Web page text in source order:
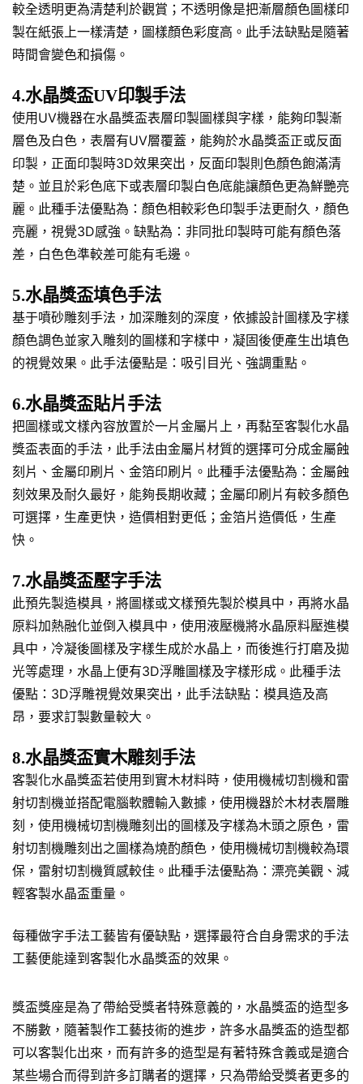
較全透明更為清楚利於觀賞；不透明像是把漸層顏色圖樣印
製在紙張上一樣清楚，圖樣顏色彩度高。此手法缺點是隨著
時間會變色和損傷。
4.水晶獎盃UV印製手法
使用UV機器在水晶獎盃表層印製圖樣與字樣，能夠印製漸
層色及白色，表層有UV層覆蓋，能夠於水晶獎盃正或反面
印製，正面印製時3D效果突出，反面印製則色顏色飽滿清
楚。並且於彩色底下或表層印製白色底能讓顏色更為鮮艷亮
麗。此種手法優點為：顏色相較彩色印製手法更耐久，顏色
亮麗，視覺3D感強。缺點為：非同批印製時可能有顏色落
差，白色色準較差可能有毛邊。
5.水晶獎盃填色手法
基于噴砂雕刻手法，加深雕刻的深度，依據設計圖樣及字樣
顏色調色並家入雕刻的圖樣和字樣中，凝固後便產生出填色
的視覺效果。此手法優點是：吸引目光、強調重點。
6.水晶獎盃貼片手法
把圖樣或文樣內容放置於一片金屬片上，再黏至客製化水晶
獎盃表面的手法，此手法由金屬片材質的選擇可分成金屬蝕
刻片、金屬印刷片、金箔印刷片。此種手法優點為：金屬蝕
刻效果及耐久最好，能夠長期收藏；金屬印刷片有較多顏色
可選擇，生產更快，造價相對更低；金箔片造價低，生產
快。
7.水晶獎盃壓字手法
此預先製造模具，將圖樣或文樣預先製於模具中，再將水晶
原料加熱融化並倒入模具中，使用液壓機將水晶原料壓進模
具中，冷凝後圖樣及字樣生成於水晶上，而後進行打磨及拋
光等處理，水晶上便有3D浮雕圖樣及字樣形成。此種手法
優點：3D浮雕視覺效果突出，此手法缺點：模具造及高
昂，要求訂製數量較大。
8.水晶獎盃實木雕刻手法
客製化水晶獎盃若使用到實木材料時，使用機械切割機和雷
射切割機並搭配電腦軟體輸入數據，使用機器於木材表層雕
刻，使用機械切割機雕刻出的圖樣及字樣為木頭之原色，雷
射切割機雕刻出之圖樣為燒酌顏色，使用機械切割機較為環
保，雷射切割機質感較佳。此種手法優點為：漂亮美觀、減
輕客製水晶盃重量。
每種做字手法工藝皆有優缺點，選擇最符合自身需求的手法
工藝便能達到客製化水晶獎盃的效果。
獎盃獎座是為了帶給受獎者特殊意義的，水晶獎盃的造型多
不勝數，隨著製作工藝技術的進步，許多水晶獎盃的造型都
可以客製化出來，而有許多的造型是有著特殊含義或是適合
某些場合而得到許多訂購者的選擇，只為帶給受獎者更多的